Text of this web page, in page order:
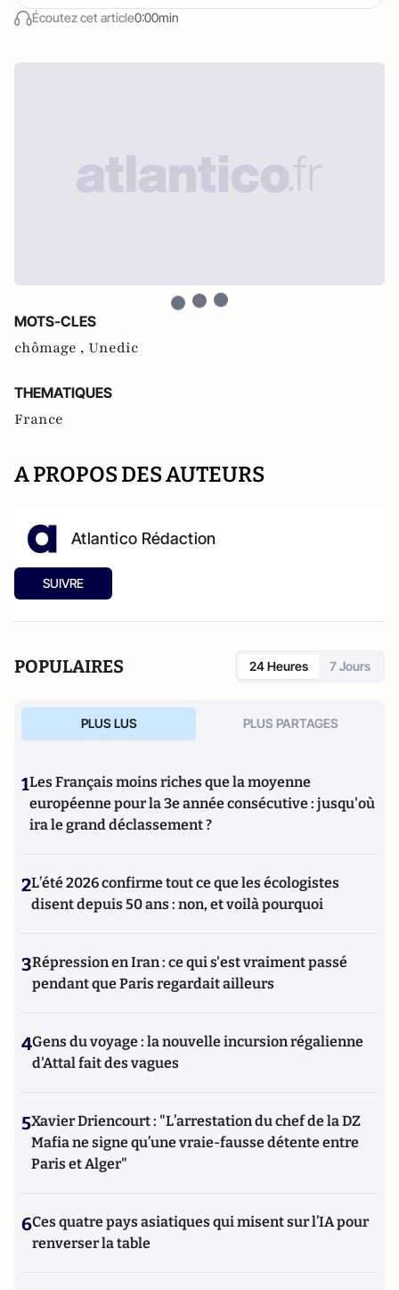
Écoutez cet article0:00min
MOTS-CLES
chômage , Unedic
THEMATIQUES
France
A PROPOS DES AUTEURS
Atlantico Rédaction
SUIVRE
POPULAIRES 24 Heures 7 Jours
PLUS LUS PLUS PARTAGES
1Les Français moins riches que la moyenne
européenne pour la 3e année consécutive : jusqu'où
ira le grand déclassement ?
2L’été 2026 confirme tout ce que les écologistes
disent depuis 50 ans : non, et voilà pourquoi
3Répression en Iran : ce qui s'est vraiment passé
pendant que Paris regardait ailleurs
4Gens du voyage : la nouvelle incursion régalienne
d'Attal fait des vagues
5Xavier Driencourt : "L’arrestation du chef de la DZ
Mafia ne signe qu’une vraie-fausse détente entre
Paris et Alger"
6Ces quatre pays asiatiques qui misent sur l’IA pour
renverser la table